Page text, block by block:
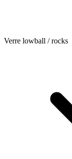
Verre lowball / rocks